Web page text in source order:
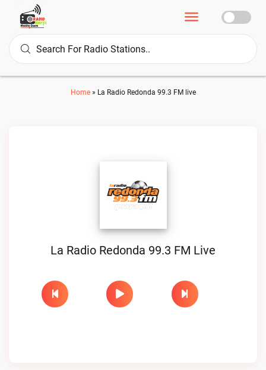
Home» La Radio Redonda 99.3 FM live
La Radio Redonda 99.3 FM Live